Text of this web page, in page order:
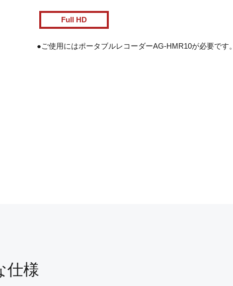
Full HD
●ご使用にはポータブルレコーダーAG-HMR10が必要です。
仕様